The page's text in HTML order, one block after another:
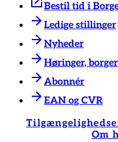
Bestil tid i
Ledige stillinger
Nyheder
Høringer,
Abonnér
EAN og CVR
Om